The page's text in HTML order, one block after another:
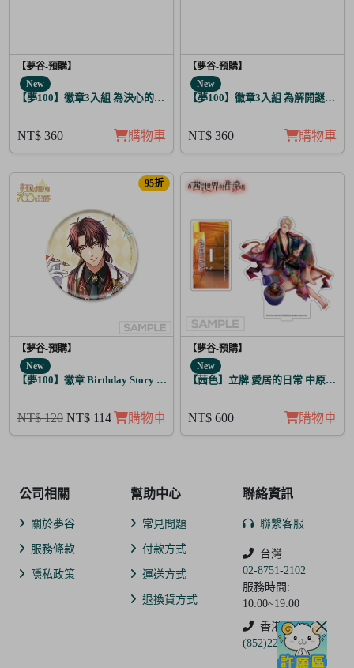
【夢谷-預購】
New
【夢100】徽章3入組 為決心的落幕獻上愛之歌 葛雷希亞
NT$ 360 購物車
【夢谷-預購】
New
【夢100】徽章3入組 為解開謎題的
NT$ 360 購物車
95折
【夢谷-預購】
New
【夢100】徽章 Birthday Story 路貝爾 日覺
NT$ 120 NT$ 114 購物車
【夢谷-預購】
New
【茜色】立牌 愛居的日常 中原中也
NT$ 600 購物車
公司相關
關於夢谷
服務條款
隱私政策
幫助中心
常見問題
付款方式
運送方式
退換貨方式
聯絡資訊
聯繫客服
台灣
02-8751-2102
服務時間:
10:00~19:00
香港
(852)2250-9311